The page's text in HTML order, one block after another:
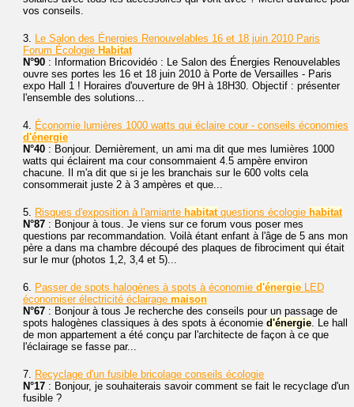
vos conseils.
3. Le Salon des Énergies Renouvelables 16 et 18 juin 2010 Paris
Forum Écologie Habitat
N°90 : Information Bricovidéo : Le Salon des Énergies Renouvelables
ouvre ses portes les 16 et 18 juin 2010 à Porte de Versailles - Paris
expo Hall 1 ! Horaires d'ouverture de 9H à 18H30. Objectif : présenter
l'ensemble des solutions...
4. Économie lumières 1000 watts qui éclaire cour - conseils économies
d'énergie
N°40 : Bonjour. Dernièrement, un ami ma dit que mes lumières 1000
watts qui éclairent ma cour consommaient 4.5 ampère environ
chacune. Il m'a dit que si je les branchais sur le 600 volts cela
consommerait juste 2 à 3 ampères et que...
5. Risques d'exposition à l'amiante habitatquestions écologie habitat
N°87 : Bonjour à tous. Je viens sur ce forum vous poser mes
questions par recommandation. Voilà étant enfant à l'âge de 5 ans mon
père a dans ma chambre découpé des plaques de fibrociment qui était
sur le mur (photos 1,2, 3,4 et 5)...
6. Passer de spots halogènes à spots à économie d'énergie LED
économiser électricité éclairage maison
N°67 : Bonjour à tous Je recherche des conseils pour un passage de
spots halogènes classiques à des spots à économie d'énergie. Le hall
de mon appartement a été conçu par l'architecte de façon à ce que
l'éclairage se fasse par...
7. Recyclage d'un fusible bricolage conseils écologie
N°17 : Bonjour, je souhaiterais savoir comment se fait le recyclage d'un
fusible ?